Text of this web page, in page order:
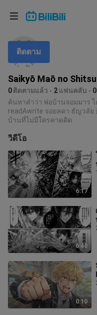
Saikyō Maō no Shitsu
0ติดตามแล้ว 2แฟนคลับ 0
ติดตาม
ค้นหาคำว่า พ่อบ้านจอมมาร
readAwrite จอยลดา ธัญวลัย
บ้านที่ไม่มีใครคาดคิด
วิดีโอ
6:17
6:40
0:10
ภาษา: ภาษาไทย
ข้าสู่
ะบบ
เลือกภาษา
English
ภาษาไทย
Tiếng Việt
Bahasa Indonesia
Bahasa Melayu